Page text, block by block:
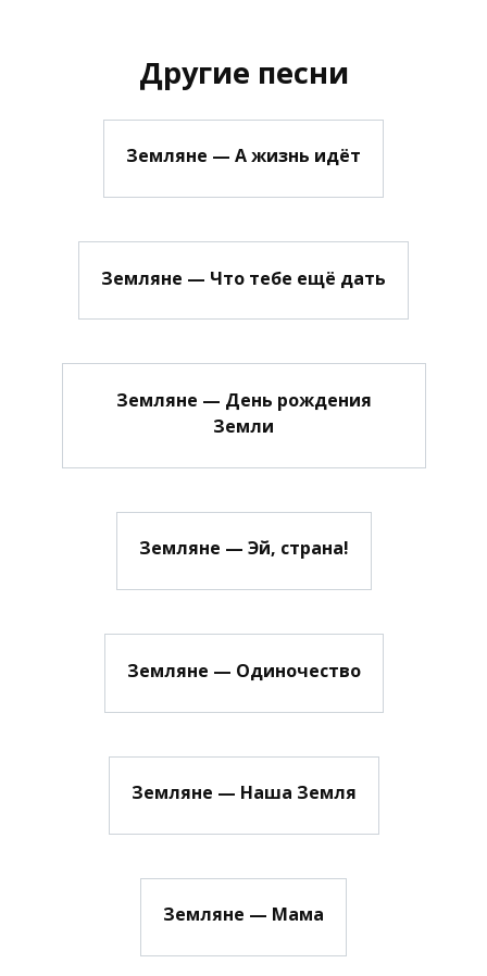
Другие песни
Земляне — А жизнь идёт
Земляне — Что тебе ещё дать
Земляне — День рождения
Земли
Земляне — Эй, страна!
Земляне — Одиночество
Земляне — Наша Земля
Земляне — Мама